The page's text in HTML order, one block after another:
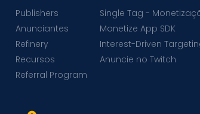
Publishers
Anunciantes
Refinery
Recursos
Referral Program
Single Tag -
Monetize App SDK
Interest-Driven
Anuncie no Twitch